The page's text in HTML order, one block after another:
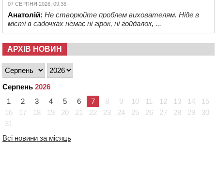
07 СЕРПНЯ 2026, 09:36
Анатолій: Не створюйте проблем вихователям. Ніде в
місті в садочках немає ні гірок, ні гойдалок, ...
АРХІВ НОВИН
Серпень 2026
1
2 3 4 5 6 7 8 9 10 11 12 13 14
15
16
17 18 19 20 21 22 23 24 25 26 27 28 29
30
31
Всі новини за місяць